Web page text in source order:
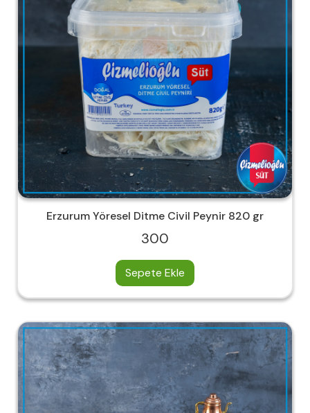
Erzurum Yöresel Ditme Civil Peynir 820 gr
300
Sepete Ekle